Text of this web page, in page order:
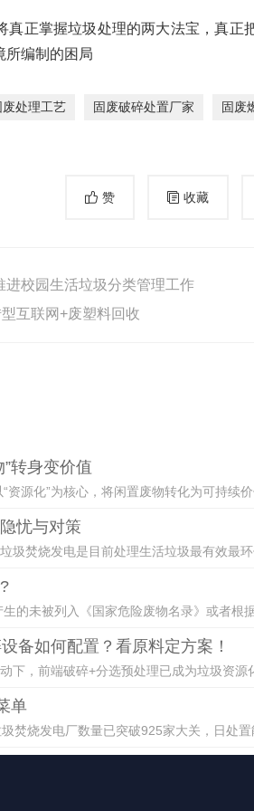
真正掌握垃圾处理的两大法宝，真
所编制的困局
废处理工艺 固废破碎处置厂家 固废
赞 收藏
校园生活垃圾分类管理工作
互联网+废塑料回收
转身变价值
源化”为核心，将闲置废物转化为可持续
忧与对策
圾焚烧发电是目前处理生活垃圾最有效最
的未被列入《国家危险废物名录》或者根
备如何配置？看原料定方案！
下，前端破碎+分选预处理已成为垃圾资源
单
焚烧发电厂数量已突破925家大关，日处置